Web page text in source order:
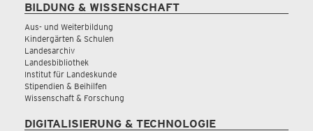
BILDUNG & WISSENSCHAFT
Aus- und Weiterbildung
Kindergärten & Schulen
Landesarchiv
Landesbibliothek
Institut für Landeskunde
Stipendien & Beihilfen
Wissenschaft & Forschung
DIGITALISIERUNG & TECHNOLOGIE